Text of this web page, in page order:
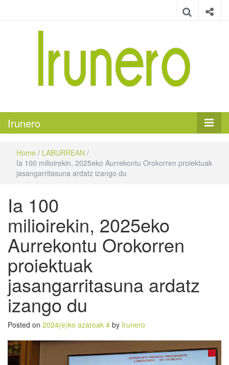
Irunero
Home / LABURREAN /
Ia 100 milioirekin, 2025eko Aurrekontu Orokorren proiektuak
jasangarritasuna ardatz izango du
Ia 100
milioirekin, 2025eko
Aurrekontu Orokorren
proiektuak
jasangarritasuna ardatz
izango du
Posted on 2024(e)ko azaroak 4 by Irunero